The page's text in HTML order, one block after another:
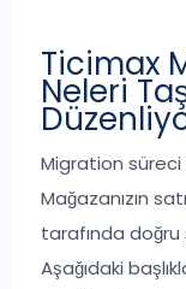
Ticimax
Neleri
Migration süreci
Mağazanızın
tarafında
Aşağıdaki